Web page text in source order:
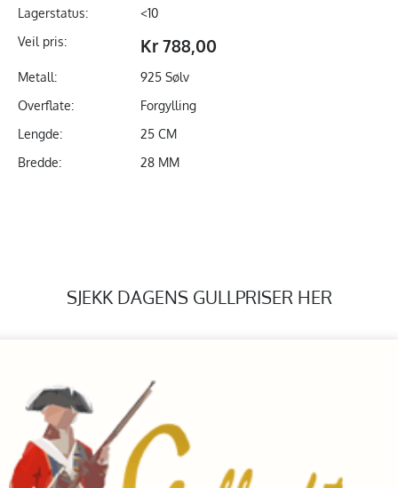
Lagerstatus:
<10
Veil pris:
Kr 788,00
Metall:
925 Sølv
Overflate:
Forgylling
Lengde:
25 CM
Bredde:
28 MM
SJEKK DAGENS GULLPRISER HER